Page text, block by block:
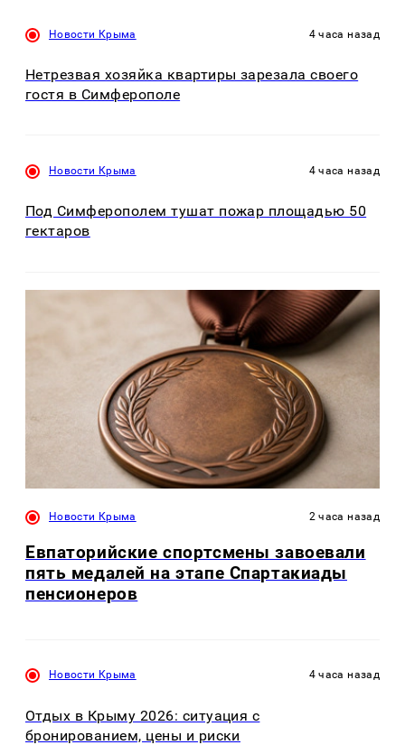
Новости Крыма 4 часа назад
Нетрезвая хозяйка квартиры зарезала своего
гостя в Симферополе
Новости Крыма 4 часа назад
Под Симферополем тушат пожар площадью 50
гектаров
Новости Крыма 2 часа назад
Евпаторийские спортсмены завоевали
пять медалей на этапе Спартакиады
пенсионеров
Новости Крыма 4 часа назад
Отдых в Крыму 2026: ситуация с
бронированием, цены и риски